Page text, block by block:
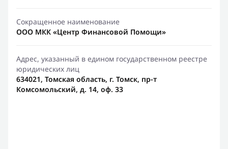
Сокращенное наименование
ООО МКК «Центр Финансовой Помощи»
Адрес, указанный в едином государственном реестре
юридических лиц
634021, Томская область, г. Томск, пр-т
Комсомольский, д. 14, оф. 33